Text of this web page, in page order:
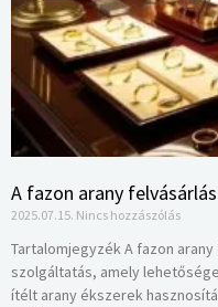
A fazon arany
2025.07.15. Nincs hozzászólás
Tartalomjegyzék A fazon
szolgáltatás, amely
ítélt arany ékszerek